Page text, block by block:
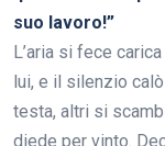
suo lavoro!”
L’aria si fece
lui, e il silenzio
testa, altri si
diede per vinto.